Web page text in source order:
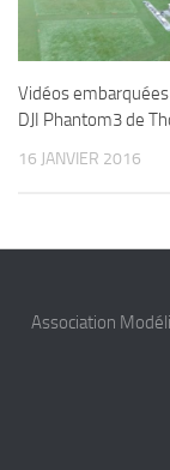
Vidéos
DJI Phantom3 de
16 JANVIER 2016
Association